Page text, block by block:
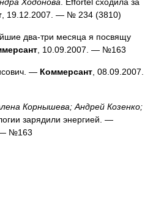
, 19.12.2007. — № 234 (3810)
два-три месяца я посвящу
, 10.09.2007. — №163
— Коммерсант , 08.09.2007.
Корнышева; Андрей Козенко;
зарядили энергией. —
— №163